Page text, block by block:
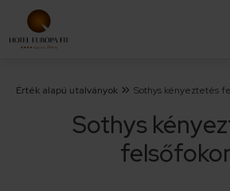
Érték alapú utalványok Sothys kényeztetés
Sothys